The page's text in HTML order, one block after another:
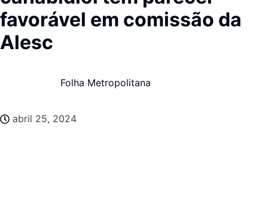
favorável em comissão da
Alesc
Folha Metropolitana
abril 25, 2024